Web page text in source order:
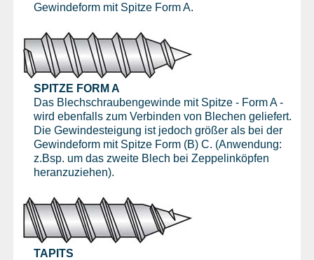
Gewindeform mit Spitze Form A.
SPITZE FORM A
Das Blechschraubengewinde mit Spitze - Form A -
wird ebenfalls zum Verbinden von Blechen geliefert.
Die Gewindesteigung ist jedoch größer als bei der
Gewindeform mit Spitze Form (B) C. (Anwendung:
z.Bsp. um das zweite Blech bei Zeppelinköpfen
heranzuziehen).
TAPITS